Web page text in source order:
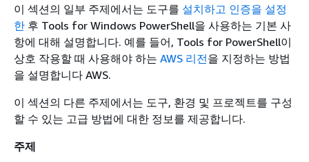
이 섹션의 일부 주제에서는 도구를 설치하고 인증을 설정
한 후 Tools for Windows PowerShell을 사용하는 기본 사
항에 대해 설명합니다. 예를 들어, Tools for PowerShell이
상호 작용할 때 사용해야 하는 AWS 리전을 지정하는 방법
을 설명합니다 AWS.
이 섹션의 다른 주제에서는 도구, 환경 및 프로젝트를 구성
할 수 있는 고급 방법에 대한 정보를 제공합니다.
주제